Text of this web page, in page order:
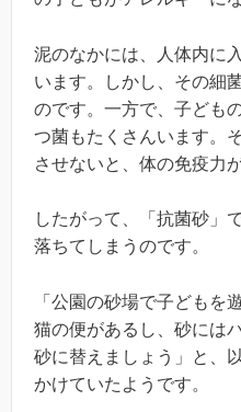
泥のなかには、人体内に
います。しかし、その細
のです。一方で、子ども
つ菌もたくさんいます。
させないと、体の免疫力
したがって、「抗菌砂」
落ちてしまうのです。
「公園の砂場で子どもを
猫の便があるし、砂には
砂に替えましょう」と、
かけていたようです。